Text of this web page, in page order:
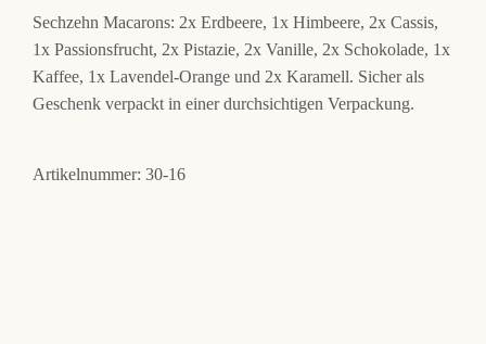
Sechzehn Macarons: 2x Erdbeere, 1x Himbeere, 2x Cassis,
1x Passionsfrucht, 2x Pistazie, 2x Vanille, 2x Schokolade, 1x
Kaffee, 1x Lavendel-Orange und 2x Karamell. Sicher als
Geschenk verpackt in einer durchsichtigen Verpackung.
Artikelnummer: 30-16